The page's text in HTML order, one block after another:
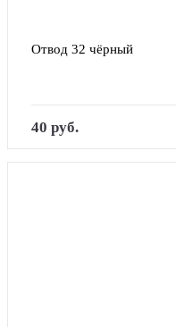
Отвод 32 чёрный
40 руб.